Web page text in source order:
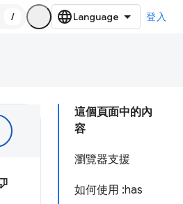
/ 登入
這個頁面中的內
容
瀏覽器支援
如何使用 :has